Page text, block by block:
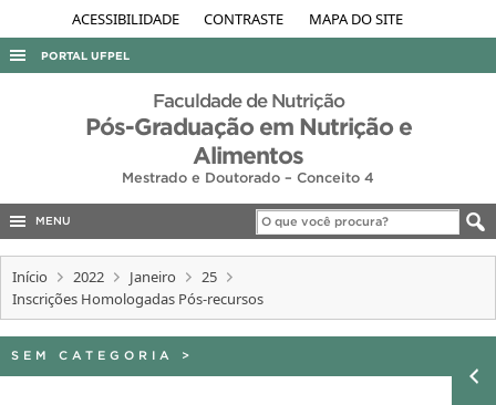
ACESSIBILIDADE CONTRASTE MAPA DO SITE
PORTAL UFPEL
ACESSO À INFORMAÇÃO
AUDITORIA
CONCURSOS
INTERNACIONAL
OUVIDORIA
PORTARIAS
Faculdade de Nutrição
Pós-Graduação em Nutrição e
Alimentos
Mestrado e Doutorado – Conceito 4
MENU
Início 2022 Janeiro
25
Inscrições Homologadas Pós-recursos
SEM CATEGORIA >